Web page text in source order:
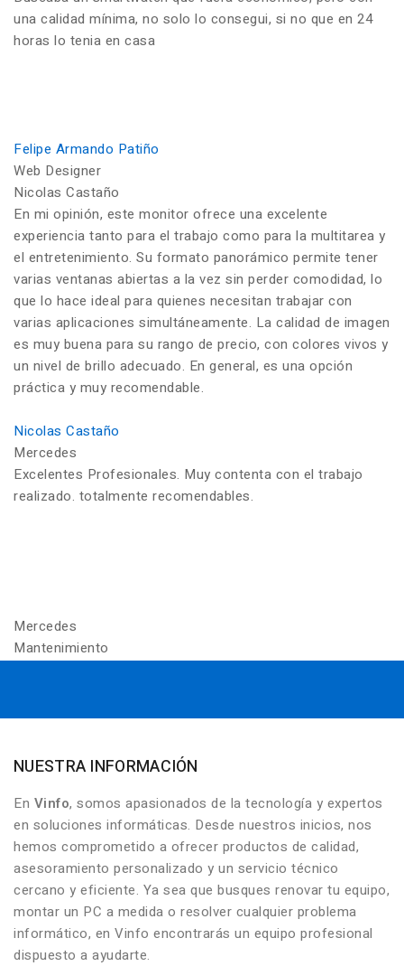
una calidad mínima, no solo lo consegui, si no que en 24
horas lo tenia en casa
Felipe Armando Patiño
Web Designer
Nicolas Castaño
En mi opinión, este monitor ofrece una excelente
experiencia tanto para el trabajo como para la multitarea y
el entretenimiento. Su formato panorámico permite tener
varias ventanas abiertas a la vez sin perder comodidad, lo
que lo hace ideal para quienes necesitan trabajar con
varias aplicaciones simultáneamente. La calidad de imagen
es muy buena para su rango de precio, con colores vivos y
un nivel de brillo adecuado. En general, es una opción
práctica y muy recomendable.
Nicolas Castaño
Mercedes
Excelentes Profesionales. Muy contenta con el trabajo
realizado. totalmente recomendables.
Mercedes
Mantenimiento
NUESTRA INFORMACIÓN
En Vinfo, somos apasionados de la tecnología y expertos
en soluciones informáticas. Desde nuestros inicios, nos
hemos comprometido a ofrecer productos de calidad,
asesoramiento personalizado y un servicio técnico
cercano y eficiente. Ya sea que busques renovar tu equipo,
montar un PC a medida o resolver cualquier problema
informático, en Vinfo encontrarás un equipo profesional
dispuesto a ayudarte.